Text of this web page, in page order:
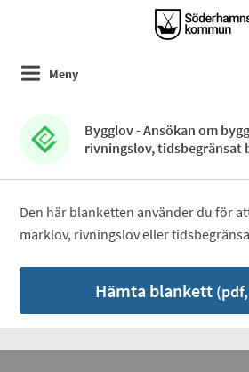
Meny
Bygglov - Ansökan om
rivningslov, tidsbegränsat
Den här blanketten använder du för
marklov, rivningslov eller
Hämta blankett(pdf,